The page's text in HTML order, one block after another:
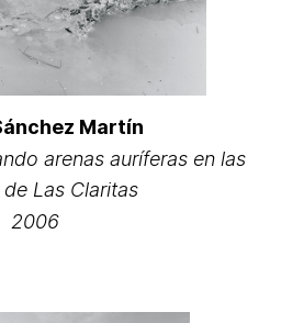
Martín
arenas auríferas en las
Las Claritas
2006